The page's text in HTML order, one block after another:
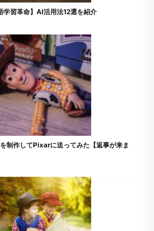
学習革命】AI活用法12選を紹介
制作してPixarに送ってみた【返事が来ま